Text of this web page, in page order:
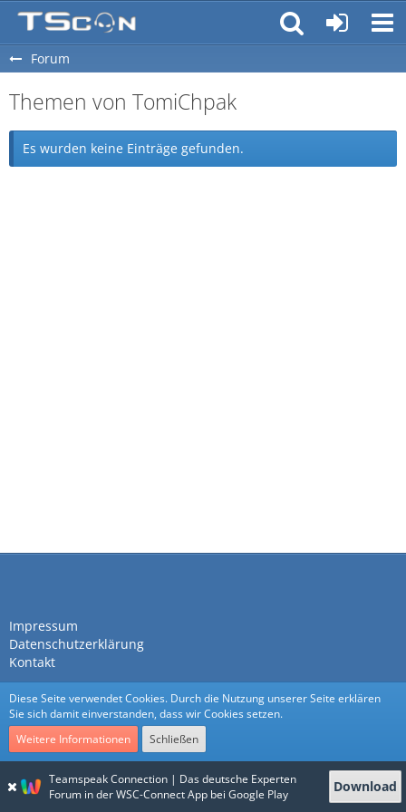
Forum
Themen von TomiChpak
Es wurden keine Einträge gefunden.
Impressum
Datenschutzerklärung
Kontakt
Community-Software:WoltLab Suite™
Stil:Nexusvoncls-design
Teamspeak Connection | Das deutsche Experten
Forum in der WSC-Connect App bei Google Play
Download
Diese Seite verwendet Cookies. Durch die Nutzung unserer Seite erklären
Sie sich damit einverstanden, dass wir Cookies setzen.
Weitere Informationen
Schließen